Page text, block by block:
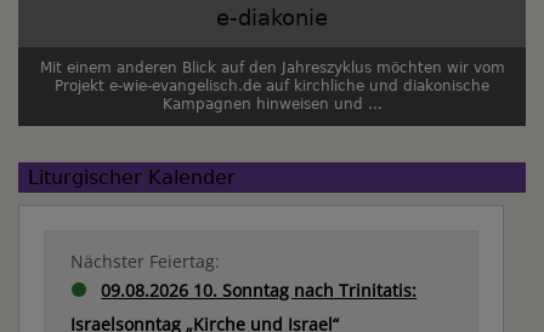
e-diakonie
Mit einem anderen Blick auf den Jahreszyklus möchten wir vom
Projekt e-wie-evangelisch.de auf kirchliche und diakonische
Kampagnen hinweisen und ...
Liturgischer Kalender
Nächster Feiertag:
09.08.2026 10. Sonntag nach Trinitatis:
Israelsonntag „Kirche und Israel“